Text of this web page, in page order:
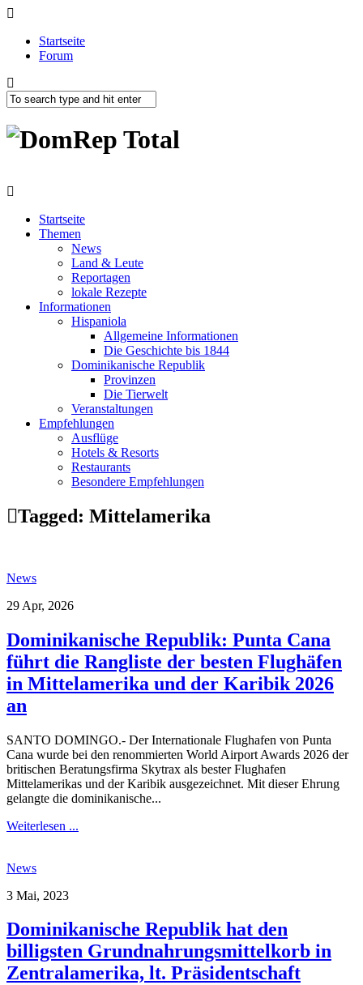
Startseite
Forum
Startseite
Themen
News
Land & Leute
Reportagen
lokale Rezepte
Informationen
Hispaniola
Allgemeine Informationen
Die Geschichte bis 1844
Dominikanische Republik
Provinzen
Die Tierwelt
Veranstaltungen
Empfehlungen
Ausflüge
Hotels & Resorts
Restaurants
Besondere Empfehlungen
Tagged: Mittelamerika
News
29 Apr, 2026
Dominikanische Republik: Punta Cana
führt die Rangliste der besten Flughäfen
in Mittelamerika und der Karibik 2026
an
SANTO DOMINGO.- Der Internationale Flughafen von Punta
Cana wurde bei den renommierten World Airport Awards 2026 der
britischen Beratungsfirma Skytrax als bester Flughafen
Mittelamerikas und der Karibik ausgezeichnet. Mit dieser Ehrung
gelangte die dominikanische...
Weiterlesen ...
News
3 Mai, 2023
Dominikanische Republik hat den
billigsten Grundnahrungsmittelkorb in
Zentralamerika, lt. Präsidentschaft